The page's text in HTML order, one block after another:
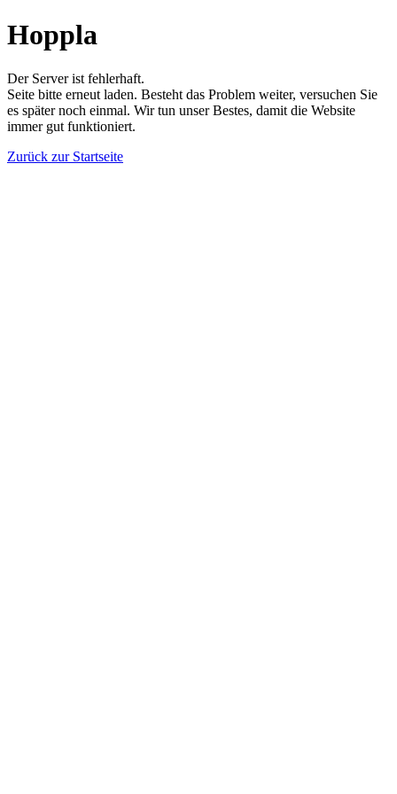
Hoppla
Der Server ist fehlerhaft.
Seite bitte erneut laden. Besteht das Problem weiter, versuchen Sie
es später noch einmal. Wir tun unser Bestes, damit die Website
immer gut funktioniert.
Zurück zur Startseite